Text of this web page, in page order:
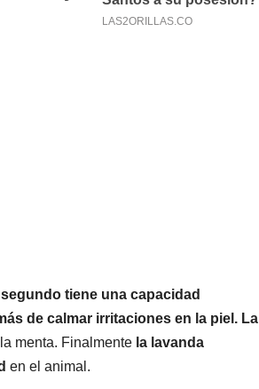
tiene una capacidad
de calmar irritaciones en la piel. La
menta. Finalmente la lavanda
en el animal.